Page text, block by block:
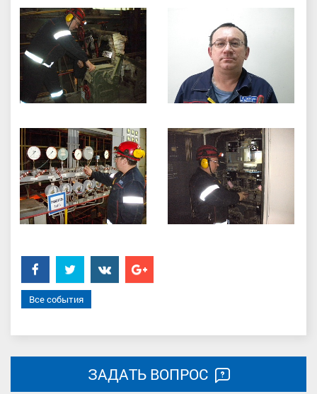
FacebookTwitter���������
Google+
Все события
ЗАДАТЬ ВОПРОС